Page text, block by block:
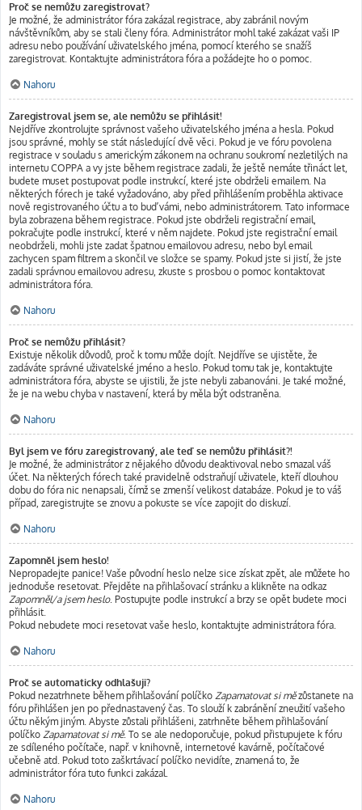
Proč se nemůžu zaregistrovat?
Je možné, že administrátor fóra zakázal registrace, aby zabránil novým
návštěvníkům, aby se stali členy fóra. Administrátor mohl také zakázat vaši IP
adresu nebo používání uživatelského jména, pomocí kterého se snažíš
zaregistrovat. Kontaktujte administrátora fóra a požádejte ho o pomoc.
Nahoru
Zaregistroval jsem se, ale nemůžu se přihlásit!
Nejdříve zkontrolujte správnost vašeho uživatelského jména a hesla. Pokud
jsou správné, mohly se stát následující dvě věci. Pokud je ve fóru povolena
registrace v souladu s americkým zákonem na ochranu soukromí nezletilých na
internetu COPPA a vy jste během registrace zadali, že ještě nemáte třináct let,
budete muset postupovat podle instrukcí, které jste obdrželi emailem. Na
některých fórech je také vyžadováno, aby před přihlášením proběhla aktivace
nově registrovaného účtu a to buď vámi, nebo administrátorem. Tato informace
byla zobrazena během registrace. Pokud jste obdrželi registrační email,
pokračujte podle instrukcí, které v něm najdete. Pokud jste registrační email
neobdrželi, mohli jste zadat špatnou emailovou adresu, nebo byl email
zachycen spam filtrem a skončil ve složce se spamy. Pokud jste si jistí, že jste
zadali správnou emailovou adresu, zkuste s prosbou o pomoc kontaktovat
administrátora fóra.
Nahoru
Proč se nemůžu přihlásit?
Existuje několik důvodů, proč k tomu může dojít. Nejdříve se ujistěte, že
zadáváte správné uživatelské jméno a heslo. Pokud tomu tak je, kontaktujte
administrátora fóra, abyste se ujistili, že jste nebyli zabanováni. Je také možné,
že je na webu chyba v nastavení, která by měla být odstraněna.
Nahoru
Byl jsem ve fóru zaregistrovaný, ale teď se nemůžu přihlásit?!
Je možné, že administrátor z nějakého důvodu deaktivoval nebo smazal váš
účet. Na některých fórech také pravidelně odstraňují uživatele, kteří dlouhou
dobu do fóra nic nenapsali, čímž se zmenší velikost databáze. Pokud je to váš
případ, zaregistrujte se znovu a pokuste se více zapojit do diskuzí.
Nahoru
Zapomněl jsem heslo!
Nepropadejte panice! Vaše původní heslo nelze sice získat zpět, ale můžete ho
jednoduše resetovat. Přejděte na přihlašovací stránku a klikněte na odkaz
Zapomněl/a jsem heslo. Postupujte podle instrukcí a brzy se opět budete moci
přihlásit.
Pokud nebudete moci resetovat vaše heslo, kontaktujte administrátora fóra.
Nahoru
Proč se automaticky odhlašuji?
Pokud nezatrhnete během přihlašování políčko Zapamatovat si mězůstanete na
fóru přihlášen jen po přednastavený čas. To slouží k zabránění zneužití vašeho
účtu někým jiným. Abyste zůstali přihlášeni, zatrhněte během přihlašování
políčko Zapamatovat si mě. To se ale nedoporučuje, pokud přistupujete k fóru
ze sdíleného počítače, např. v knihovně, internetové kavárně, počítačové
učebně atd. Pokud toto zaškrtávací políčko nevidíte, znamená to, že
administrátor fóra tuto funkci zakázal.
Nahoru